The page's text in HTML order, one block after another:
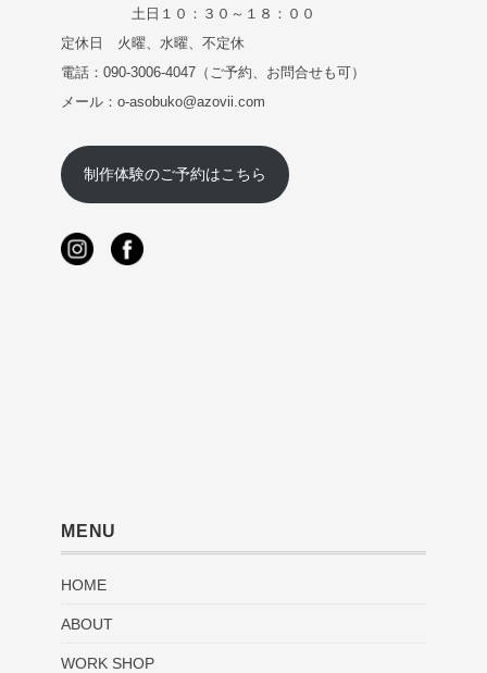
土日１０：３０～１８：００
定休日 火曜、水曜、不定休
電話：090-3006-4047（ご予約、お問合せも可）
メール：o-asobuko@azovii.com
制作体験のご予約はこちら
MENU
HOME
ABOUT
WORK SHOP